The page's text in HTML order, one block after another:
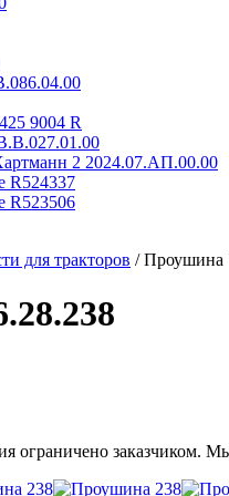
9004 R
2 2024.07.АП.00.00
R524337
R523506
для тракторов /Проушина
ограничено заказчиком.